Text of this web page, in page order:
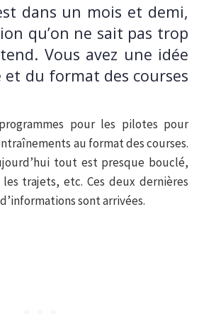
dans un mois et demi,
qu’on ne sait pas trop
Vous avez une idée
du format des courses
pour les pilotes pour
au format des courses.
tout est presque bouclé,
les trajets, etc. Ces deux dernières
sont arrivées.